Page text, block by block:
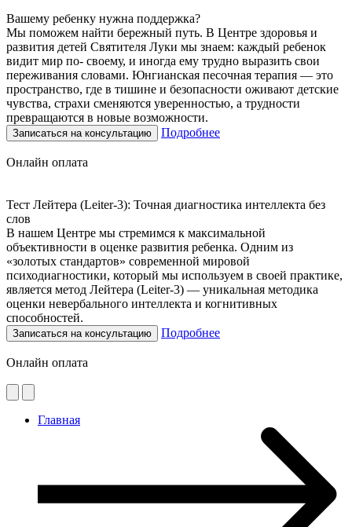
Вашему ребенку нужна поддержка?
Мы поможем найти бережный путь. В Центре здоровья и
развития детей Святителя Луки мы знаем: каждый ребенок
видит мир по- своему, и иногда ему трудно выразить свои
переживания словами. Юнгианская песочная терапия — это
пространство, где в тишине и безопасности оживают детские
чувства, страхи сменяются уверенностью, а трудности
превращаются в новые возможности.
Записаться на консультацию Подробнее
Онлайн оплата
Тест Лейтера (Leiter-3): Точная диагностика интеллекта без
слов
В нашем Центре мы стремимся к максимальной
объективности в оценке развития ребенка. Одним из
«золотых стандартов» современной мировой
психодиагностики, который мы используем в своей практике,
является метод Лейтера (Leiter-3) — уникальная методика
оценки невербального интеллекта и когнитивных
способностей.
Записаться на консультацию Подробнее
Онлайн оплата
Главная